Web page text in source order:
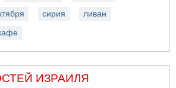
сирия ливан
ИЗРАИЛЯ